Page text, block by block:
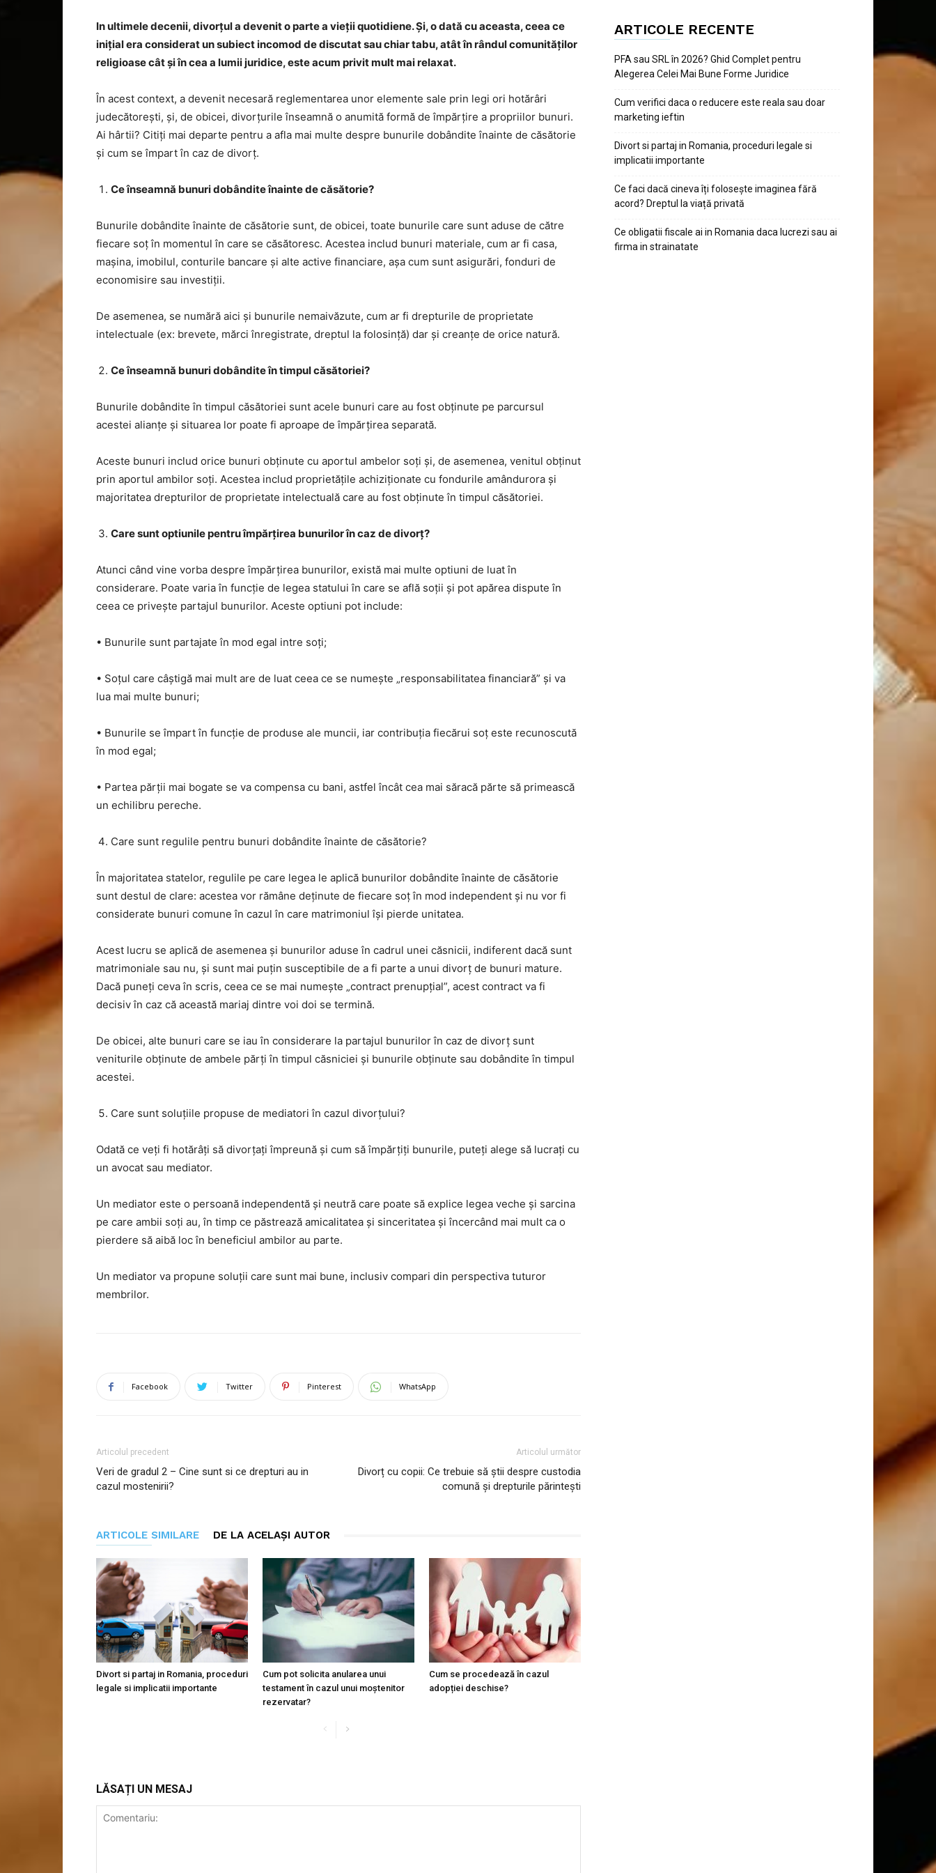
In ultimele decenii, divorțul a devenit o parte a vieții quotidiene. Și, o dată cu aceasta, ceea ce
inițial era considerat un subiect incomod de discutat sau chiar tabu, atât în rândul comunităților
religioase cât și în cea a lumii juridice, este acum privit mult mai relaxat.
În acest context, a devenit necesară reglementarea unor elemente sale prin legi ori hotărâri
judecătorești, și, de obicei, divorțurile înseamnă o anumită formă de împărțire a propriilor bunuri.
Ai hârtii? Citiţi mai departe pentru a afla mai multe despre bunurile dobândite înainte de căsătorie
și cum se împart în caz de divorț.
Ce înseamnă bunuri dobândite înainte de căsătorie?
Bunurile dobândite înainte de căsătorie sunt, de obicei, toate bunurile care sunt aduse de către
fiecare soț în momentul în care se căsătoresc. Acestea includ bunuri materiale, cum ar fi casa,
mașina, imobilul, conturile bancare și alte active financiare, așa cum sunt asigurări, fonduri de
economisire sau investiții.
De asemenea, se numără aici și bunurile nemaivăzute, cum ar fi drepturile de proprietate
intelectuale (ex: brevete, mărci înregistrate, dreptul la folosință) dar și creanțe de orice natură.
Ce înseamnă bunuri dobândite în timpul căsătoriei?
Bunurile dobândite în timpul căsătoriei sunt acele bunuri care au fost obținute pe parcursul
acestei alianțe și situarea lor poate fi aproape de împărțirea separată.
Aceste bunuri includ orice bunuri obținute cu aportul ambelor soți și, de asemenea, venitul obținut
prin aportul ambilor soți. Acestea includ proprietățile achiziționate cu fondurile amândurora și
majoritatea drepturilor de proprietate intelectuală care au fost obținute în timpul căsătoriei.
Care sunt optiunile pentru împărțirea bunurilor în caz de divorț?
Atunci când vine vorba despre împărțirea bunurilor, există mai multe optiuni de luat în
considerare. Poate varia în funcție de legea statului în care se află soții și pot apărea dispute în
ceea ce privește partajul bunurilor. Aceste optiuni pot include:
• Bunurile sunt partajate în mod egal intre soți;
• Soțul care câștigă mai mult are de luat ceea ce se numește „responsabilitatea financiară” și va
lua mai multe bunuri;
• Bunurile se împart în funcție de produse ale muncii, iar contribuția fiecărui soț este recunoscută
în mod egal;
• Partea părții mai bogate se va compensa cu bani, astfel încât cea mai săracă părte să primească
un echilibru pereche.
Care sunt regulile pentru bunuri dobândite înainte de căsătorie?
În majoritatea statelor, regulile pe care legea le aplică bunurilor dobândite înainte de căsătorie
sunt destul de clare: acestea vor rămâne deținute de fiecare soț în mod independent și nu vor fi
considerate bunuri comune în cazul în care matrimoniul își pierde unitatea.
Acest lucru se aplică de asemenea și bunurilor aduse în cadrul unei căsnicii, indiferent dacă sunt
matrimoniale sau nu, și sunt mai puțin susceptibile de a fi parte a unui divorț de bunuri mature.
Dacă puneți ceva în scris, ceea ce se mai numește „contract prenupțial”, acest contract va fi
decisiv în caz că această mariaj dintre voi doi se termină.
De obicei, alte bunuri care se iau în considerare la partajul bunurilor în caz de divorț sunt
veniturile obținute de ambele părți în timpul căsniciei și bunurile obținute sau dobândite în timpul
acestei.
Care sunt soluțiile propuse de mediatori în cazul divorțului?
Odată ce veți fi hotărâți să divorțați împreună și cum să împărțiți bunurile, puteți alege să lucrați cu
un avocat sau mediator.
Un mediator este o persoană independentă și neutră care poate să explice legea veche și sarcina
pe care ambii soți au, în timp ce păstrează amicalitatea și sinceritatea și încercând mai mult ca o
pierdere să aibă loc în beneficiul ambilor au parte.
Un mediator va propune soluții care sunt mai bune, inclusiv compari din perspectiva tuturor
membrilor.
Facebook Twitter Pinterest WhatsApp
Articolul precedent
Veri de gradul 2 – Cine sunt si ce drepturi au in
cazul mostenirii?
Articolul următor
Divorț cu copii: Ce trebuie să știi despre custodia
comună și drepturile părintești
ARTICOLE SIMILARE DE LA ACELAȘI AUTOR
Divort si partaj in Romania, proceduri
legale si implicatii importante
Cum pot solicita anularea unui
testament în cazul unui moștenitor
rezervatar?
Cum se procedează în cazul
adopției deschise?
LĂSAȚI UN MESAJ
ARTICOLE RECENTE
PFA sau SRL în 2026? Ghid Complet pentru
Alegerea Celei Mai Bune Forme Juridice
Cum verifici daca o reducere este reala sau doar
marketing ieftin
Divort si partaj in Romania, proceduri legale si
implicatii importante
Ce faci dacă cineva îți folosește imaginea fără
acord? Dreptul la viață privată
Ce obligatii fiscale ai in Romania daca lucrezi sau ai
firma in strainatate